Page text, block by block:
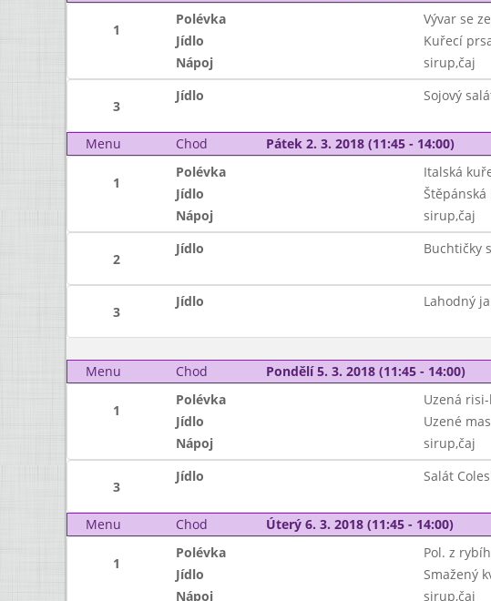
1
Polévka Vývar se
Jídlo
Kuřecí
Nápoj
sirup,čaj
3
Jídlo Sojový
Menu Chod Pátek 2. 3. 2018 (11:45 - 14:00)
1
Polévka Italská
Jídlo
Nápoj
sirup,čaj
2
Jídlo Buchtičky
3
Jídlo Lahodný
Menu
Chod Pondělí 5. 3. 2018 (11:45 - 14:00)
1
Polévka
Uzená
Jídlo
Uzené
Nápoj
sirup,čaj
3
Jídlo Salát
Menu Chod Úterý 6. 3. 2018 (11:45 - 14:00)
1
Polévka Pol. z
Jídlo
Smažený
Nápoj
sirup,čaj